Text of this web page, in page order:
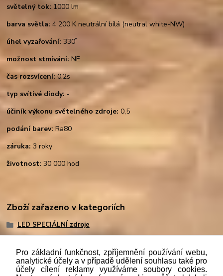
světelný tok: 1000 lm
barva světla: 4 200 K neutrální bílá (neutral white-NW)
úhel vyzařování: 330°
možnost stmívání: NE
čas rozsvícení:0,2s
typ svítivé diody: -
účiník výkonu světelného zdroje: 0,5
podání barev:Ra80
záruka: 3 roky
životnost: 30 000 hod
Zboží zařazeno v kategoriích
LED SPECIÁLNÍ zdroje
Podlezákona č. 112/mmmmm2016 Sb. o evidenci tržeb je
Pro základní funkčnost, zpříjemnění používání webu,
analytické účely a v případě udělení souhlasu také pro
účely cílení reklamy využíváme soubory cookies.